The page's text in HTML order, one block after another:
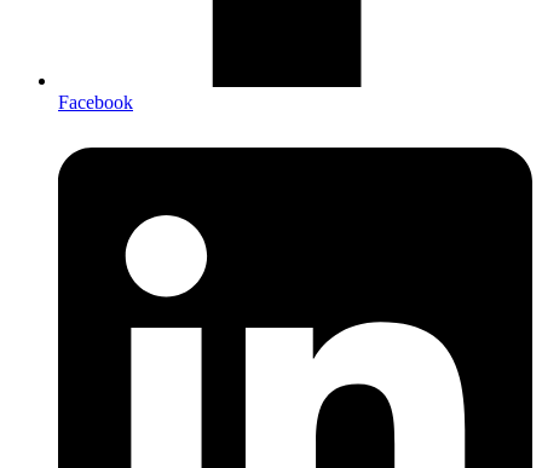
Facebook